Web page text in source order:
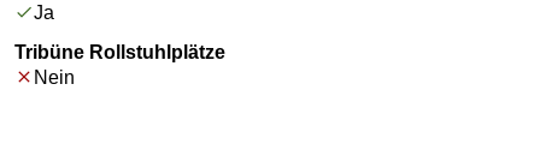
Ja
Tribüne Rollstuhlplätze
Nein